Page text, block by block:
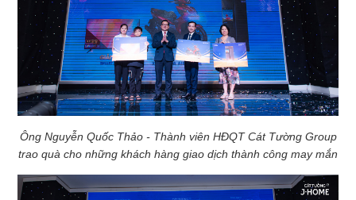
Ông Nguyễn Quốc Thảo - Thành viên HĐQT Cát Tường Group
trao quà cho những khách hàng giao dịch thành công may mắn